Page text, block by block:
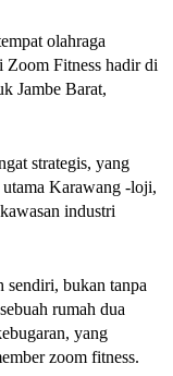
olahraga
Zoom Fitness hadir di
Jambe Barat,
strategis, yang
Karawang -loji,
industri
sendiri, bukan tanpa
rumah dua
yang
zoom fitness.